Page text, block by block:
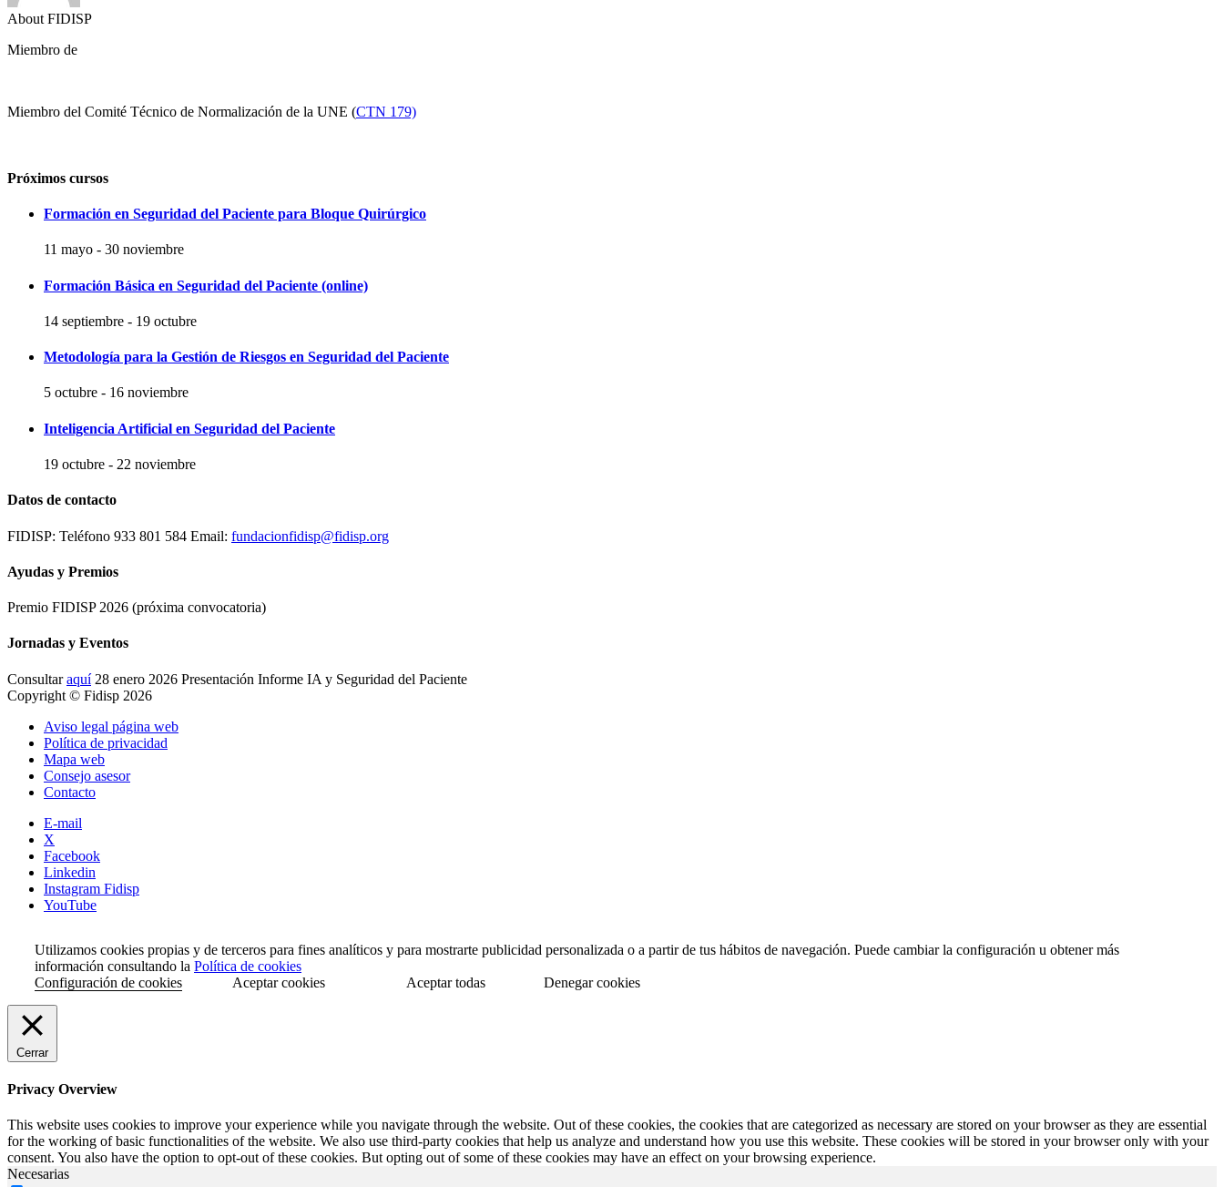
About FIDISP
Miembro de
Miembro del Comité Técnico de Normalización de la UNE (CTN 179)
Próximos cursos
Formación en Seguridad del Paciente para Bloque Quirúrgico
11 mayo - 30 noviembre
Formación Básica en Seguridad del Paciente (online)
14 septiembre - 19 octubre
Metodología para la Gestión de Riesgos en Seguridad del Paciente
5 octubre - 16 noviembre
Inteligencia Artificial en Seguridad del Paciente
19 octubre - 22 noviembre
Datos de contacto
FIDISP: Teléfono 933 801 584 Email: fundacionfidisp@fidisp.org
Ayudas y Premios
Premio FIDISP 2026 (próxima convocatoria)
Jornadas y Eventos
Consultaraquí28 enero 2026 Presentación Informe IA y Seguridad del Paciente
Copyright © Fidisp 2026
Aviso legal página web
Política de privacidad
Mapa web
Consejo asesor
Contacto
E-mail
X
Facebook
Linkedin
Instagram Fidisp
YouTube
Utilizamos cookies propias y de terceros para fines analíticos y para mostrarte publicidad personalizada o a partir de tus hábitos de navegación. Puede cambiar la configuración u obtener más
información consultando la Política de cookies
Configuración de cookies
Aceptar cookies Aceptar todas Denegar cookies
Cerrar
Privacy Overview
This website uses cookies to improve your experience while you navigate through the website. Out of these cookies, the cookies that are categorized as necessary are stored on your browser as they are essential
for the working of basic functionalities of the website. We also use third-party cookies that help us analyze and understand how you use this website. These cookies will be stored in your browser only with your
consent. You also have the option to opt-out of these cookies. But opting out of some of these cookies may have an effect on your browsing experience.
Necesarias